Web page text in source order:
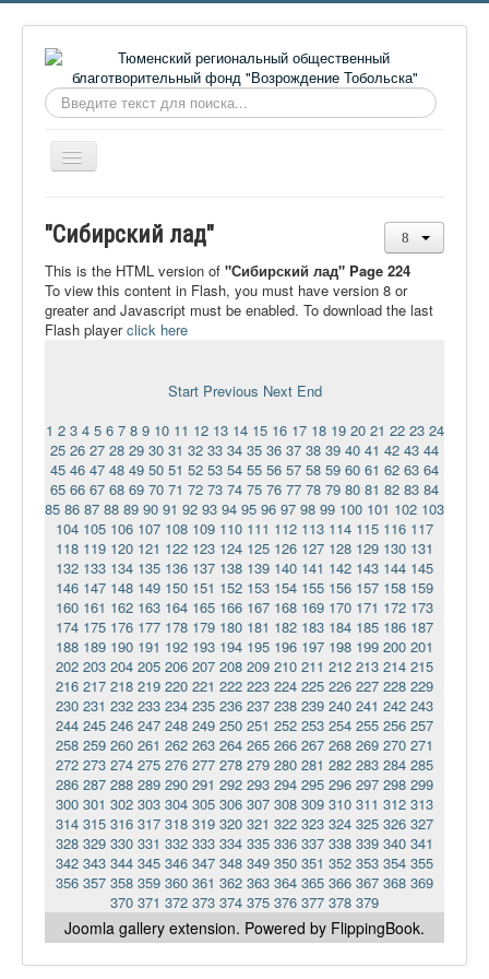
Искать...
Включить/
выключить
О фонде
Онлайн библиотека
Видеоматериалы
Сайт проекта Достоевский
Ермаковополе.рф
"Сибирский лад"
This is the HTML version of "Сибирский лад" Page 224
To view this content in Flash, you must have version 8 or
greater and Javascript must be enabled. To download the last
Flash playerclick here
Start Previous Next End
1 2 3 4 5 6 7 8 9 10 11 12 13 14 15 16 17 18 19 20 21 22 23 24
25 26 27 28 29 30 31 32 33 34 35 36 37 38 39 40 41 42 43 44
45 46 47 48 49 50 51 52 53 54 55 56 57 58 59 60 61 62 63 64
65 66 67 68 69 70 71 72 73 74 75 76 77 78 79 80 81 82 83 84
85 86 87 88 89 90 91 92 93 94 95 96 97 98 99 100 101 102 103
104 105 106 107 108 109 110 111 112 113 114 115 116 117
118 119 120 121 122 123 124 125 126 127 128 129 130 131
132 133 134 135 136 137 138 139 140 141 142 143 144 145
146 147 148 149 150 151 152 153 154 155 156 157 158 159
160 161 162 163 164 165 166 167 168 169 170 171 172 173
174 175 176 177 178 179 180 181 182 183 184 185 186 187
188 189 190 191 192 193 194 195 196 197 198 199 200 201
202 203 204 205 206 207 208 209 210 211 212 213 214 215
216 217 218 219 220 221 222 223 224 225 226 227 228 229
230 231 232 233 234 235 236 237 238 239 240 241 242 243
244 245 246 247 248 249 250 251 252 253 254 255 256 257
258 259 260 261 262 263 264 265 266 267 268 269 270 271
272 273 274 275 276 277 278 279 280 281 282 283 284 285
286 287 288 289 290 291 292 293 294 295 296 297 298 299
300 301 302 303 304 305 306 307 308 309 310 311 312 313
314 315 316 317 318 319 320 321 322 323 324 325 326 327
328 329 330 331 332 333 334 335 336 337 338 339 340 341
342 343 344 345 346 347 348 349 350 351 352 353 354 355
356 357 358 359 360 361 362 363 364 365 366 367 368 369
370 371 372 373 374 375 376 377 378 379
Joomla gallery extension. Powered by FlippingBook.